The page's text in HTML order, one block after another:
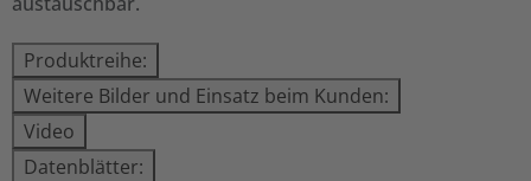
Produktreihe:
Weitere Bilder und Einsatz beim Kunden:
Video
Datenblätter: